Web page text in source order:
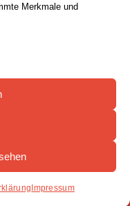
Merkmale und
Impressum